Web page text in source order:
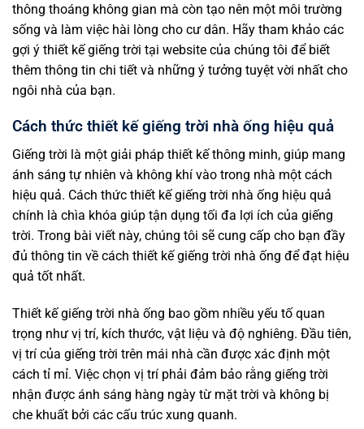
thông thoáng không gian mà còn tạo nên một môi trường
sống và làm việc hài lòng cho cư dân. Hãy tham khảo các
gợi ý thiết kế giếng trời tại website của chúng tôi để biết
thêm thông tin chi tiết và những ý tưởng tuyệt vời nhất cho
ngôi nhà của bạn.
Cách thức thiết kế giếng trời nhà ống hiệu quả
Giếng trời là một giải pháp thiết kế thông minh, giúp mang
ánh sáng tự nhiên và không khí vào trong nhà một cách
hiệu quả. Cách thức thiết kế giếng trời nhà ống hiệu quả
chính là chìa khóa giúp tận dụng tối đa lợi ích của giếng
trời. Trong bài viết này, chúng tôi sẽ cung cấp cho bạn đầy
đủ thông tin về cách thiết kế giếng trời nhà ống để đạt hiệu
quả tốt nhất.
Thiết kế giếng trời nhà ống bao gồm nhiều yếu tố quan
trọng như vị trí, kích thước, vật liệu và độ nghiêng. Đầu tiên,
vị trí của giếng trời trên mái nhà cần được xác định một
cách tỉ mỉ. Việc chọn vị trí phải đảm bảo rằng giếng trời
nhận được ánh sáng hàng ngày từ mặt trời và không bị
che khuất bởi các cấu trúc xung quanh.